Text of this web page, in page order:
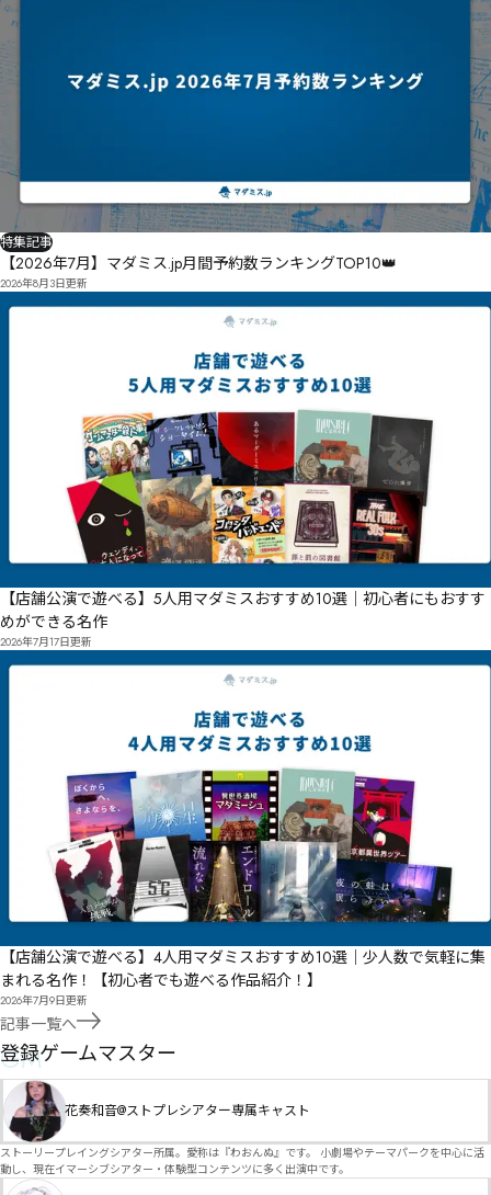
特集記事
【2026年7月】マダミス.jp月間予約数ランキングTOP10👑
2026年8月3日更新
【店舗公演で遊べる】5人用マダミスおすすめ10選｜初心者にもおすす
めができる名作
2026年7月17日更新
【店舗公演で遊べる】4人用マダミスおすすめ10選｜少人数で気軽に集
まれる名作！【初心者でも遊べる作品紹介！】
2026年7月9日更新
記事一覧へ
GM
登録ゲームマスター
花奏和音@ストプレシアター専属キャスト
ストーリープレイングシアター所属。愛称は『わおんぬ』です。 小劇場やテーマパークを中心に活
動し、現在イマーシブシアター・体験型コンテンツに多く出演中です。